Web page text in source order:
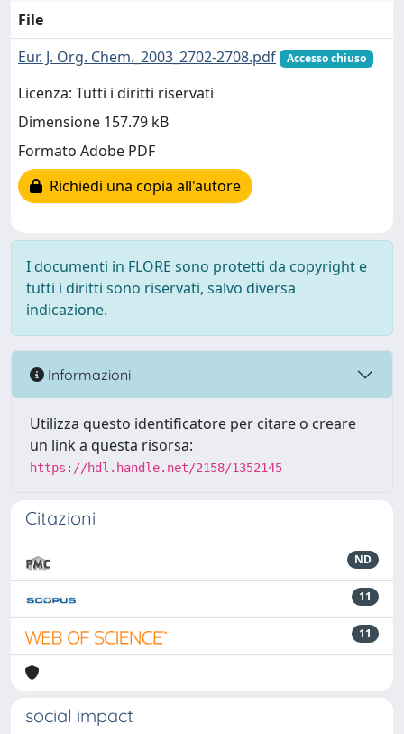
File
Eur. J. Org. Chem._2003_2702-2708.pdf
Accesso chiuso
Licenza: Tutti i diritti riservati
Dimensione 157.79 kB
Formato Adobe PDF
Richiedi una copia all'autore
I documenti in FLORE sono protetti da copyright e
tutti i diritti sono riservati, salvo diversa
indicazione.
Informazioni
Utilizza questo identificatore per citare o creare
un link a questa risorsa:
https://hdl.handle.net/2158/1352145
Citazioni
ND
11
11
social impact